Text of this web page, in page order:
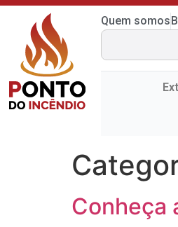
Quem somos
Conheça